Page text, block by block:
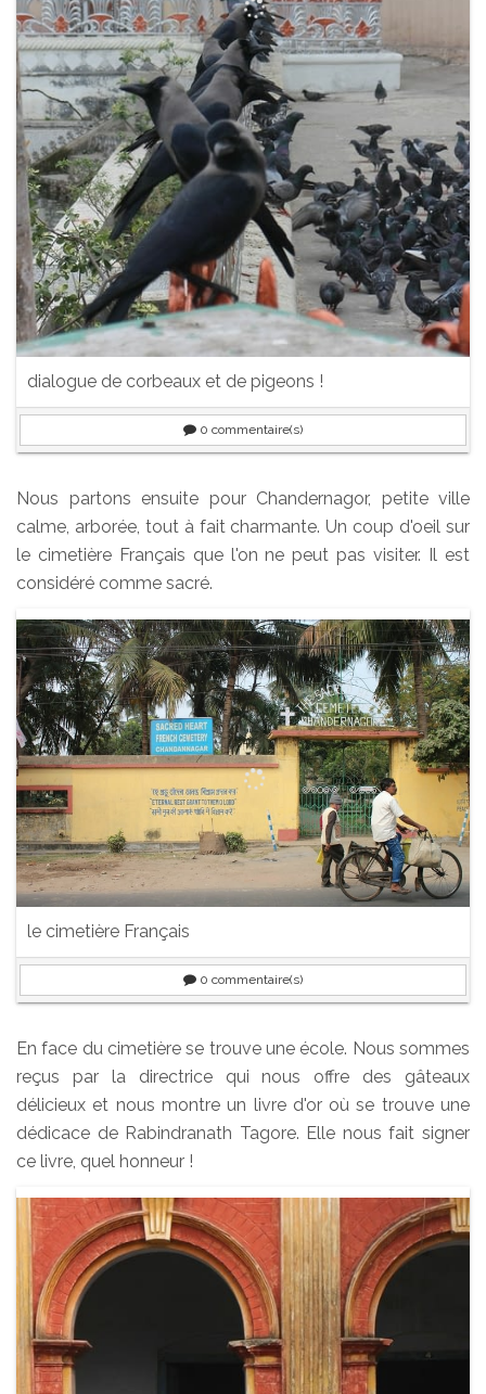
dialogue de corbeaux et de pigeons !
0 commentaire(s)
Nous partons ensuite pour Chandernagor, petite ville
calme, arborée, tout à fait charmante. Un coup d'oeil sur
le cimetière Français que l'on ne peut pas visiter. Il est
considéré comme sacré.
le cimetière Français
0 commentaire(s)
En face du cimetière se trouve une école. Nous sommes
reçus par la directrice qui nous offre des gâteaux
délicieux et nous montre un livre d'or où se trouve une
dédicace de Rabindranath Tagore. Elle nous fait signer
ce livre, quel honneur !